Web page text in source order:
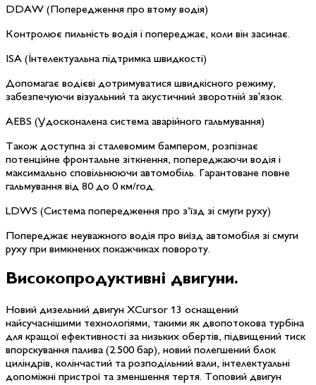
DDAW (Попередження про втому водія)
Контролює пильність водія і попереджає, коли він засинає.
ISA (Інтелектуальна підтримка швидкості)
Допомагає водієві дотримуватися швидкісного режиму,
забезпечуючи візуальний та акустичний зворотній зв'язок.
AEBS (Удосконалена система аварійного гальмування)
Також доступна зі сталевомим бампером, розпізнає
потенційне фронтальне зіткнення, попереджаючи водія і
максимально сповільнюючи автомобіль. Гарантоване повне
гальмування від 80 до 0 км/год.
LDWS (Система попередження про з’їзд зі смуги руху)
Попереджає неуважного водія про виїзд автомобіля зі смуги
руху при вимкнених покажчиках повороту.
Високопродуктивні двигуни.
Новий дизельний двигун XCursor 13 оснащений
найсучаснішими технологіями, такими як двопотокова турбіна
для кращої ефективності за низьких обертів, підвищений тиск
впорскування палива (2.500 бар), новий полегшений блок
циліндрів, колінчастий та розподільний вали, інтелектуальні
допоміжні пристрої та зменшення тертя. Топовий двигун